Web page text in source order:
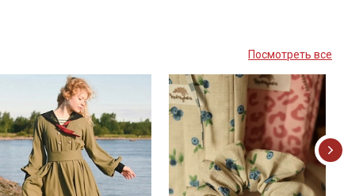
Посмотреть все